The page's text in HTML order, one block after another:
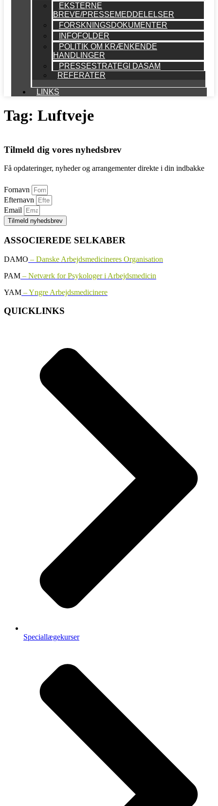
EKSTERNE
BREVE/PRESSEMEDDELELSER
FORSKNINGSDOKUMENTER
INFOFOLDER
POLITIK OM KRÆNKENDE
HANDLINGER
PRESSESTRATEGI DASAM
REFERATER
LINKS
Tag: Luftveje
Tilmeld dig vores nyhedsbrev
Få opdateringer, nyheder og arrangementer direkte i din indbakke
Fornavn
Efternavn
Email
Tilmeld nyhedsbrev
ASSOCIEREDE SELKABER
DAMO – Danske Arbejdsmedicineres Organisation
PAM – Netværk for Psykologer i Arbejdsmedicin
YAM – Yngre Arbejdsmedicinere
QUICKLINKS
Speciallægekurser